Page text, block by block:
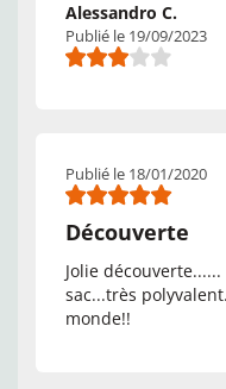
Alessandro C.
Publié le 19/09/2023
Publié le 18/01/2020
Découverte
Jolie
sac...très
monde!!